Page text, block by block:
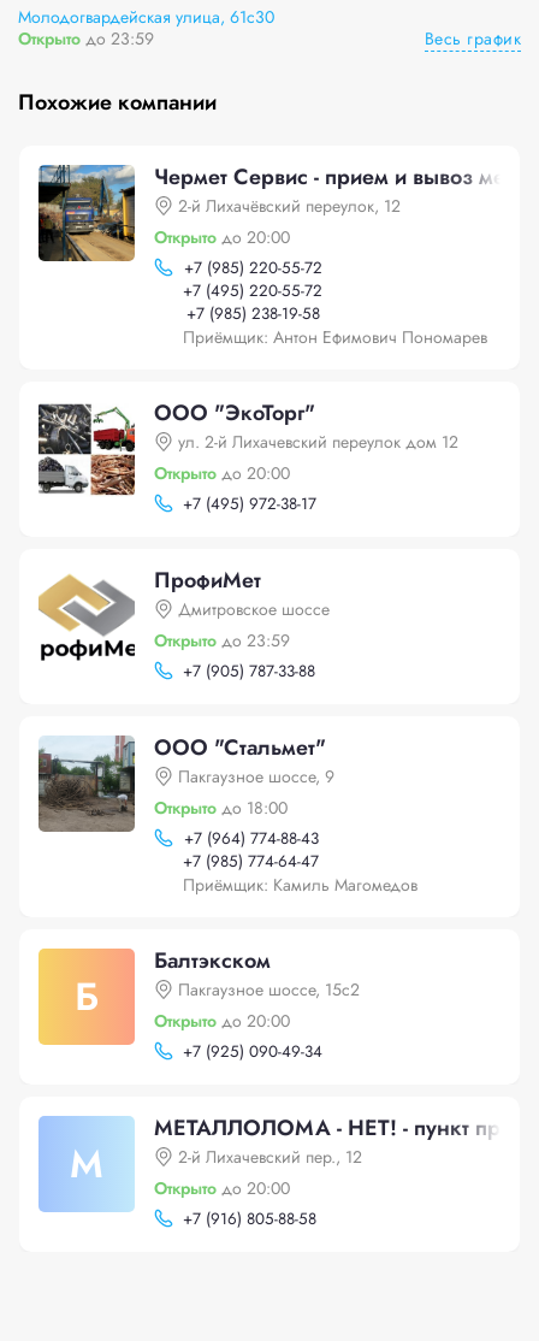
Молодогвардейская улица, 61с30
Открыто до 23:59 Весь график
Похожие компании
Чермет Сервис - прием и вывоз
2-й Лихачёвский переулок, 12
Открыто до 20:00
+7 (985) 220-55-72
+7 (495) 220-55-72
+7 (985) 238-19-58
Приёмщик: Антон Ефимович Пономарев
ООО "ЭкоТорг"
ул. 2-й Лихачевский переулок дом 12
Открыто до 20:00
+7 (495) 972-38-17
ПрофиМет
Дмитровское шоссе
Открыто до 23:59
+7 (905) 787-33-88
ООО "Стальмет"
Пакгаузное шоссе, 9
Открыто до 18:00
+7 (964) 774-88-43
+7 (985) 774-64-47
Приёмщик: Камиль Магомедов
Б
Балтэкском
Пакгаузное шоссе, 15с2
Открыто до 20:00
+7 (925) 090-49-34
М
МЕТАЛЛОЛОМА - НЕТ! - пункт
2-й Лихачевский пер., 12
Открыто до 20:00
+7 (916) 805-88-58